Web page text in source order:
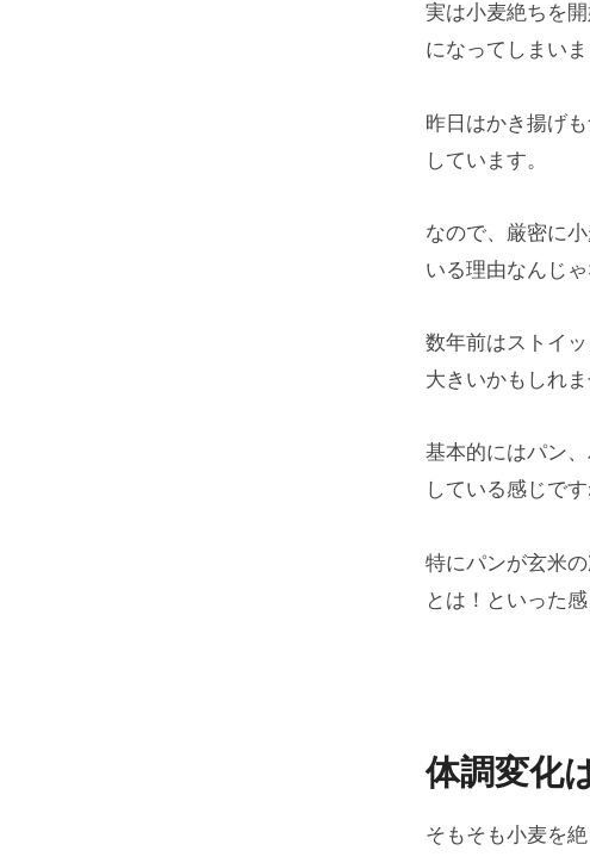
実は小麦絶ちを
になってしまい
昨日はかき揚げ
しています。
なので、厳密に
いる理由なんじ
数年前はストイ
大きいかもしれま
基本的にはパン
している感じで
特にパンが玄米
とは！といった感
体調変化
そもそも小麦を